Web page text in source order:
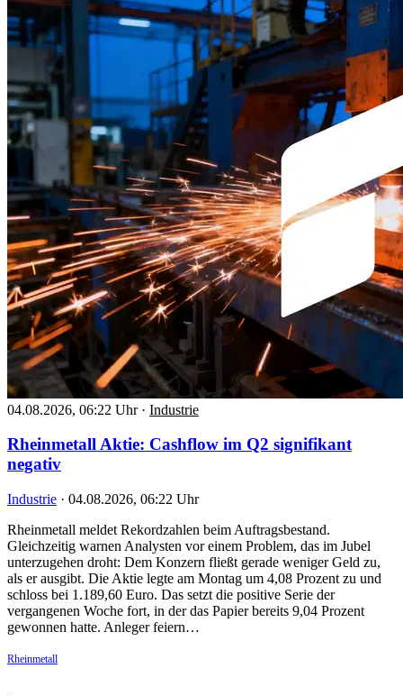
04.08.2026, 06:22 Uhr · Industrie
Rheinmetall Aktie: Cashflow im Q2 signifikant
negativ
Industrie · 04.08.2026, 06:22 Uhr
Rheinmetall meldet Rekordzahlen beim Auftragsbestand.
Gleichzeitig warnen Analysten vor einem Problem, das im Jubel
unterzugehen droht: Dem Konzern fließt gerade weniger Geld zu,
als er ausgibt. Die Aktie legte am Montag um 4,08 Prozent zu und
schloss bei 1.189,60 Euro. Das setzt die positive Serie der
vergangenen Woche fort, in der das Papier bereits 9,04 Prozent
gewonnen hatte. Anleger feiern…
Rheinmetall